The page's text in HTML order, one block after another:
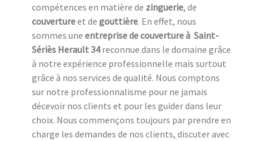
compétences en matière de zinguerie, de
couvertureet de gouttière. En effet, nous
sommes une entreprise de couverture à Saint-
Sériès Herault 34reconnue dans le domaine grâce
à notre expérience professionnelle mais surtout
grâce à nos services de qualité. Nous comptons
sur notre professionnalisme pour ne jamais
décevoir nos clients et pour les guider dans leur
choix. Nous commençons toujours par prendre en
charge les demandes de nos clients, discuter avec